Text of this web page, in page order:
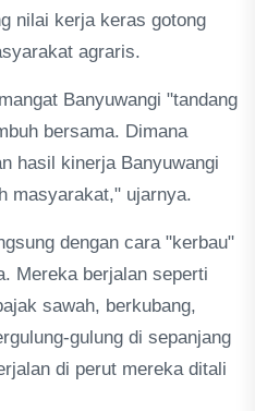
nilai kerja keras gotong
agraris.
Banyuwangi "tandang
bersama. Dimana
hasil kinerja Banyuwangi
masyarakat," ujarnya.
dengan cara "kerbau"
Mereka berjalan seperti
sawah, berkubang,
gulung di sepanjang
di perut mereka ditali